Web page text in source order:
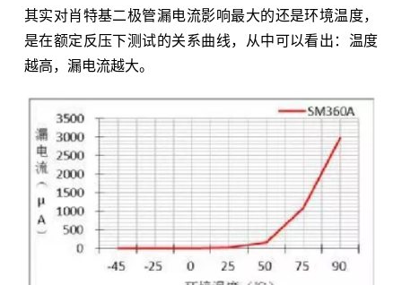
其实对肖特基二极管漏电流影响最大的还是环境温度，
是在额定反压下测试的关系曲线，从中可以看出：温度
越高，漏电流越大。